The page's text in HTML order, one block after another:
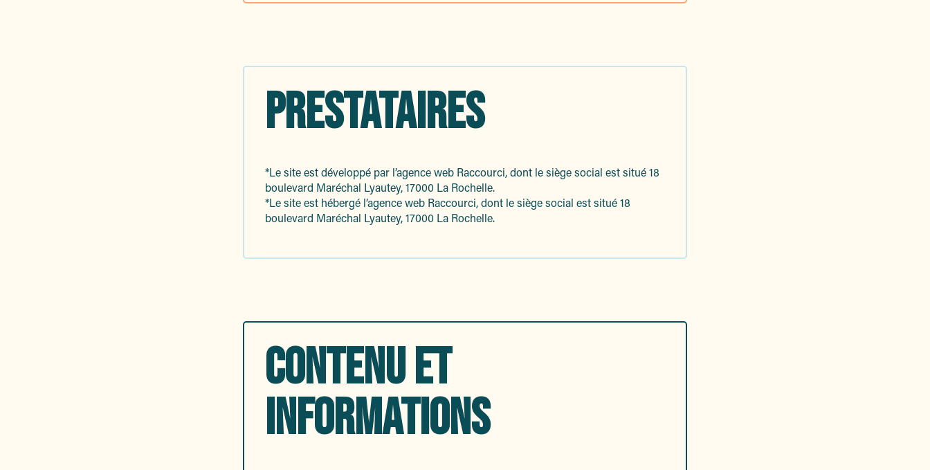
PRESTATAIRES
*Le site est développé par l’agence web Raccourci, dont le siège social est situé 18
boulevard Maréchal Lyautey, 17000 La Rochelle.
*Le site est hébergé l’agence web Raccourci, dont le siège social est situé 18
boulevard Maréchal Lyautey, 17000 La Rochelle.
CONTENU ET
INFORMATIONS